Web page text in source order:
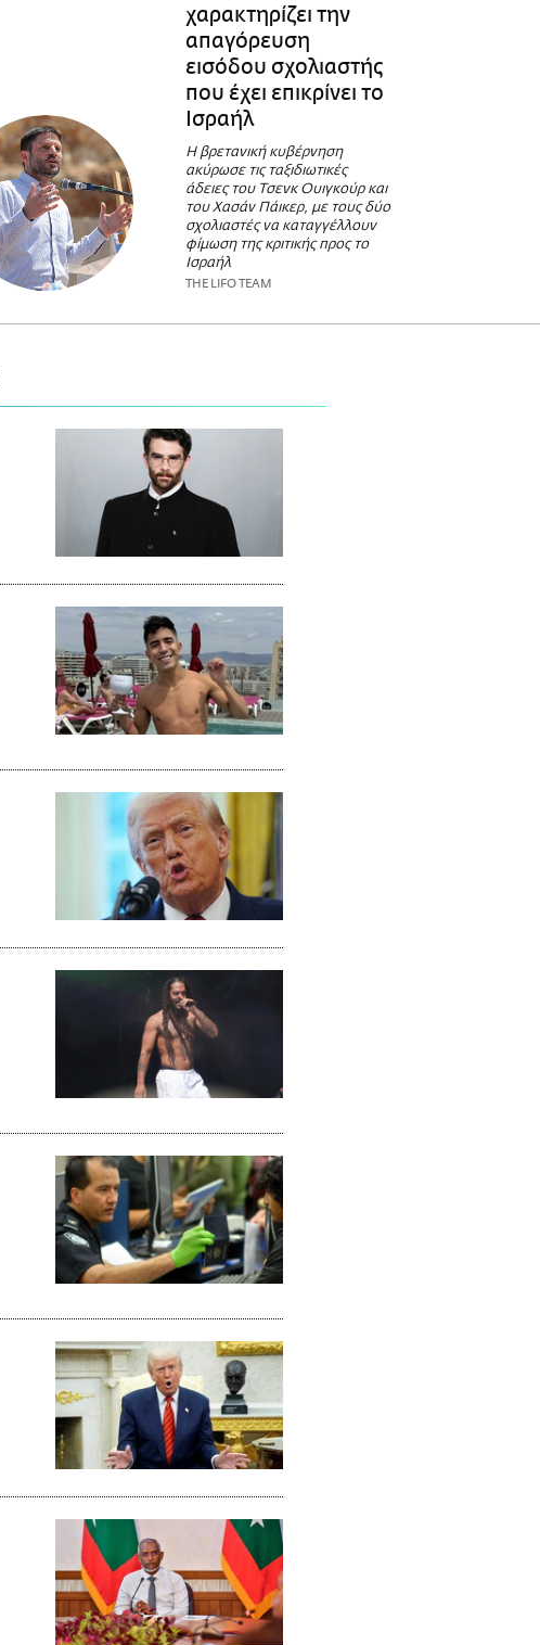
χαρακτηρίζει την
απαγόρευση
εισόδου σχολιαστής
που έχει επικρίνει το
Ισραήλ
Η βρετανική κυβέρνηση
ακύρωσε τις ταξιδιωτικές
άδειες του Τσενκ Ουιγκούρ και
του Χασάν Πάικερ, με τους δύο
σχολιαστές να καταγγέλλουν
φίμωση της κριτικής προς το
Ισραήλ
THE LIFO TEAM